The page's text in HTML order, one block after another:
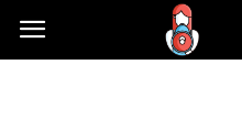
Wypaplani.pl